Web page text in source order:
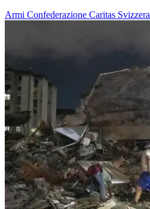
Armi Confederazione Caritas Svizzera